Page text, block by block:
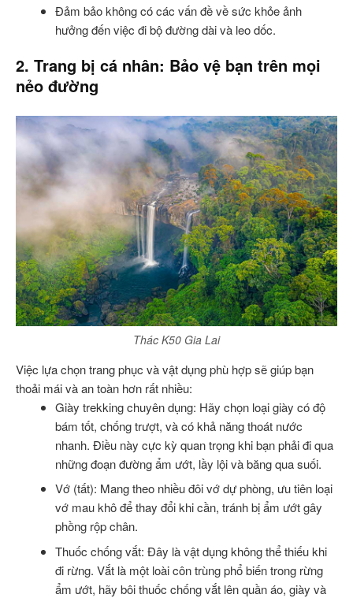
Đảm bảo không có các vấn đề về sức khỏe ảnh
hưởng đến việc đi bộ đường dài và leo dốc.
2. Trang bị cá nhân: Bảo vệ bạn trên mọi
nẻo đường
Thác K50 Gia Lai
Việc lựa chọn trang phục và vật dụng phù hợp sẽ giúp bạn
thoải mái và an toàn hơn rất nhiều:
Giày trekking chuyên dụng: Hãy chọn loại giày có độ
bám tốt, chống trượt, và có khả năng thoát nước
nhanh. Điều này cực kỳ quan trọng khi bạn phải đi qua
những đoạn đường ẩm ướt, lầy lội và băng qua suối.
Vớ (tất): Mang theo nhiều đôi vớ dự phòng, ưu tiên loại
vớ mau khô để thay đổi khi cần, tránh bị ẩm ướt gây
phồng rộp chân.
Thuốc chống vắt: Đây là vật dụng không thể thiếu khi
đi rừng. Vắt là một loài côn trùng phổ biến trong rừng
ẩm ướt, hãy bôi thuốc chống vắt lên quần áo, giày và